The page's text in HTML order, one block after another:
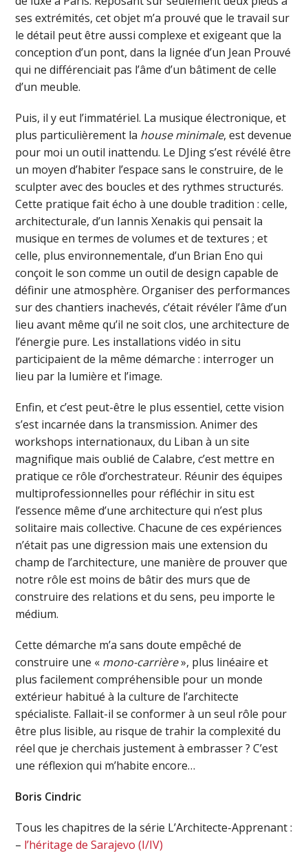
ses extrémités, cet objet m’a prouvé que le travail sur
le détail peut être aussi complexe et exigeant que la
conception d’un pont, dans la lignée d’un Jean Prouvé
qui ne différenciait pas l’âme d’un bâtiment de celle
d’un meuble.
Puis, il y eut l’immatériel. La musique électronique, et
plus particulièrement la house minimale, est devenue
pour moi un outil inattendu. Le DJing s’est révélé être
un moyen d’habiter l’espace sans le construire, de le
sculpter avec des boucles et des rythmes structurés.
Cette pratique fait écho à une double tradition : celle,
architecturale, d’un Iannis Xenakis qui pensait la
musique en termes de volumes et de textures ; et
celle, plus environnementale, d’un Brian Eno qui
conçoit le son comme un outil de design capable de
définir une atmosphère. Organiser des performances
sur des chantiers inachevés, c’était révéler l’âme d’un
lieu avant même qu’il ne soit clos, une architecture de
l’énergie pure. Les installations vidéo in situ
participaient de la même démarche : interroger un
lieu par la lumière et l’image.
Enfin, et c’est peut-être le plus essentiel, cette vision
s’est incarnée dans la transmission. Animer des
workshops internationaux, du Liban à un site
magnifique mais oublié de Calabre, c’est mettre en
pratique ce rôle d’orchestrateur. Réunir des équipes
multiprofessionnelles pour réfléchir in situ est
l’essence même d’une architecture qui n’est plus
solitaire mais collective. Chacune de ces expériences
n’était pas une digression mais une extension du
champ de l’architecture, une manière de prouver que
notre rôle est moins de bâtir des murs que de
construire des relations et du sens, peu importe le
médium.
Cette démarche m’a sans doute empêché de
construire une « mono-carrière», plus linéaire et
plus facilement compréhensible pour un monde
extérieur habitué à la culture de l’architecte
spécialiste. Fallait-il se conformer à un seul rôle pour
être plus lisible, au risque de trahir la complexité du
réel que je cherchais justement à embrasser ? C’est
une réflexion qui m’habite encore…
Boris Cindric
Tous les chapitres de la série L’Architecte-Apprenant :
– l’héritage de Sarajevo (I/IV)